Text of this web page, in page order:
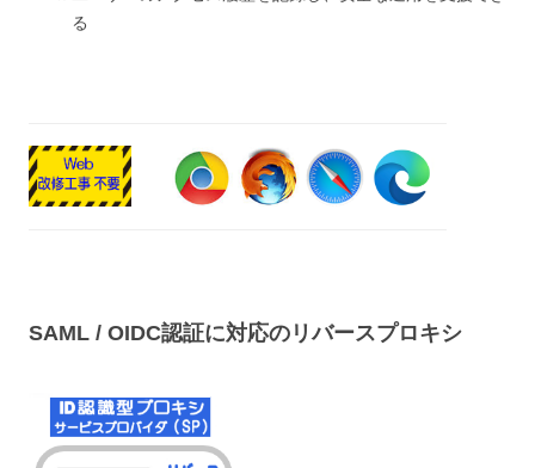
る
SAML / OIDC認証に対応のリバースプロキシ